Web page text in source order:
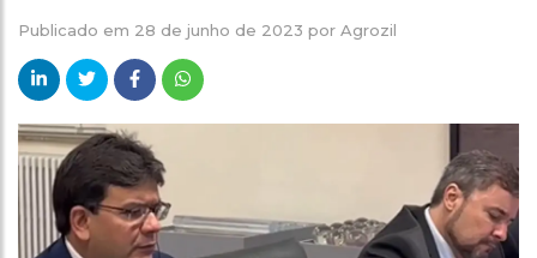
Publicado em 28 de junho de 2023 por Agrozil